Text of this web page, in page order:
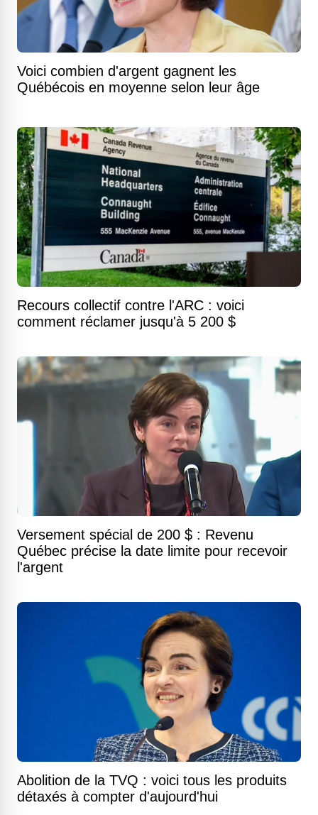
Voici combien d'argent gagnent les
Québécois en moyenne selon leur âge
Recours collectif contre l'ARC : voici
comment réclamer jusqu'à 5 200 $
Versement spécial de 200 $ : Revenu
Québec précise la date limite pour recevoir
l'argent
Abolition de la TVQ : voici tous les produits
détaxés à compter d'aujourd'hui